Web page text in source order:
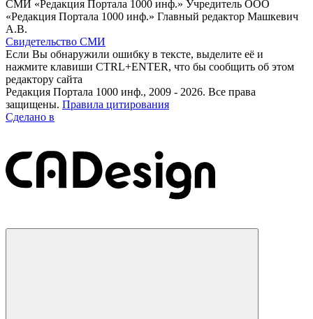
СМИ «Редакция Портала 1000 инф.» Учредитель ООО
«Редакция Портала 1000 инф.» Главный редактор Машкевич
А.В.
Свидетельство СМИ
Если Вы обнаружили ошибку в тексте, выделите её и
нажмите клавиши CTRL+ENTER, что бы сообщить об этом
редактору сайта
Редакция Портала 1000 инф., 2009 - 2026. Все права
защищены. Правила цитирования
Сделано в